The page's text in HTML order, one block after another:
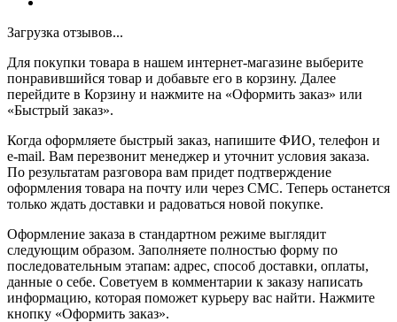
Загрузка отзывов...
Для покупки товара в нашем интернет-магазине выберите
понравившийся товар и добавьте его в корзину. Далее
перейдите в Корзину и нажмите на «Оформить заказ» или
«Быстрый заказ».
Когда оформляете быстрый заказ, напишите ФИО, телефон и
e-mail. Вам перезвонит менеджер и уточнит условия заказа.
По результатам разговора вам придет подтверждение
оформления товара на почту или через СМС. Теперь останется
только ждать доставки и радоваться новой покупке.
Оформление заказа в стандартном режиме выглядит
следующим образом. Заполняете полностью форму по
последовательным этапам: адрес, способ доставки, оплаты,
данные о себе. Советуем в комментарии к заказу написать
информацию, которая поможет курьеру вас найти. Нажмите
кнопку «Оформить заказ».